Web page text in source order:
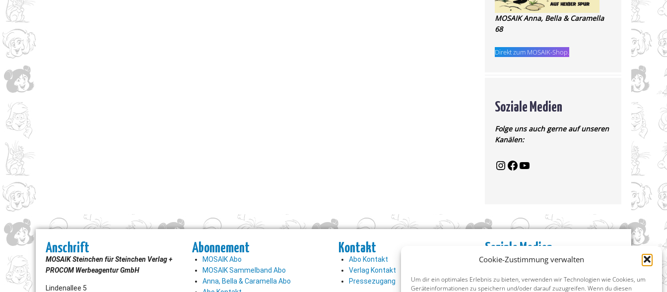
Cookie-Zustimmung verwalten
Um dir ein optimales Erlebnis zu bieten, verwenden wir Technologien wie Cookies, um
Geräteinformationen zu speichern und/oder darauf zuzugreifen. Wenn du diesen
MOSAIK Anna, Bella & Caramella
68
Direkt zum MOSAIK-Shop.
Soziale Medien
Folge uns auch gerne auf unseren
Kanälen:
Anschrift
MOSAIK Steinchen für Steinchen Verlag +
PROCOM Werbeagentur GmbH
Lindenallee 5
Abonnement
MOSAIK Abo
MOSAIK Sammelband Abo
Anna, Bella & Caramella Abo
Kontakt
Abo Kontakt
Verlag Kontakt
Pressezugang
Soziale Medien
Facebook
X (ehemals Twitter)